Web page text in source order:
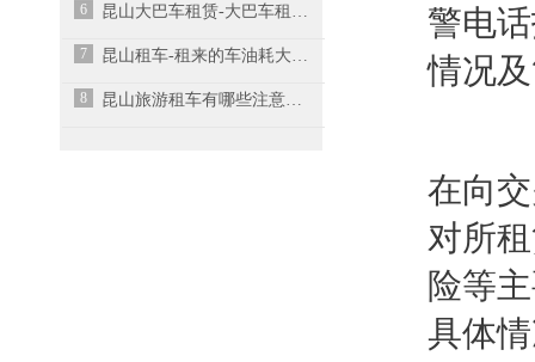
6 昆山大巴车租赁-大巴车租赁时都需要注意什么？
7 昆山租车-租来的车油耗大是什么原因造成的？
8 昆山旅游租车有哪些注意事项呢？
警电
情况
在向
对所
险等
具体